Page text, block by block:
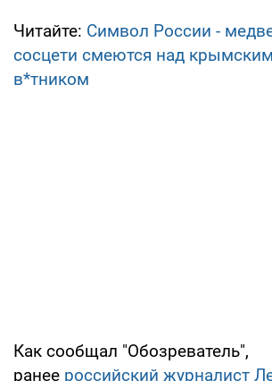
Читайте: Символ России -
сосцети смеются над
в*тником
Как сообщал "Обозреватель",
ранее российский журналист